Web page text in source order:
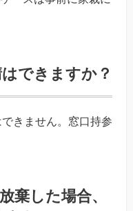
できますか？
きません。窓口持参
棄した場合、